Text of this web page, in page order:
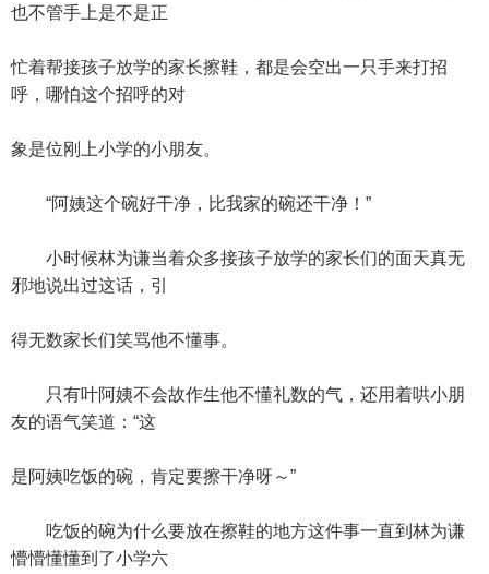
也不管手上是不是正
忙着帮接孩子放学的家长擦鞋，都是会空出一只手来打招
呼，哪怕这个招呼的对
象是位刚上小学的小朋友。
“阿姨这个碗好干净，比我家的碗还干净！”
小时候林为谦当着众多接孩子放学的家长们的面天真无
邪地说出过这话，引
得无数家长们笑骂他不懂事。
只有叶阿姨不会故作生他不懂礼数的气，还用着哄小朋
友的语气笑道：“这
是阿姨吃饭的碗，肯定要擦干净呀～”
吃饭的碗为什么要放在擦鞋的地方这件事一直到林为谦
懵懵懂懂到了小学六